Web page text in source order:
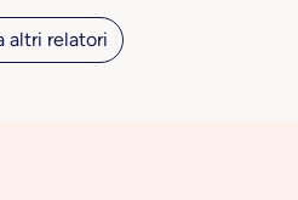
altri relatori